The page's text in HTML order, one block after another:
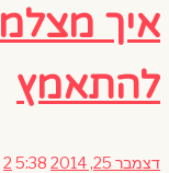
איך
להתאמץ
דצמבר 25, 2014 5:38 pm 2 תגובות